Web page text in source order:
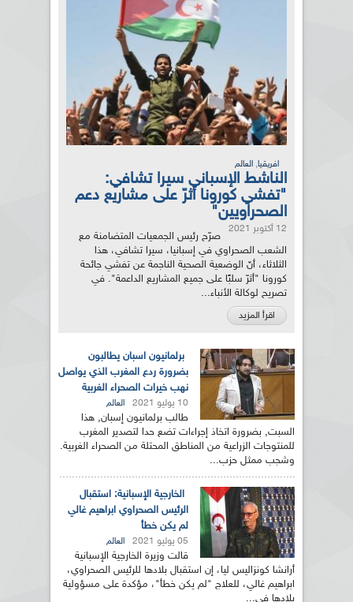
افريقيا, العالم
الناشط الإسباني سيرا تشافي:
"تفشي كورونا أثرّ على مشاريع دعم
الصحراويين"
12 أكتوبر 2021
صرّح رئيس الجمعيات المتضامنة مع
الشعب الصحراوي في إسبانيا، سيرا تشافي، هذا
الثلاثاء، أنّ الوضعية الصحية الناجمة عن تفشي جائحة
كورونا "أثرّ سلبًا على جميع المشاريع الداعمة". في
تصريح لوكالة الأنباء...
اقرأ المزيد
برلمانيون اسبان يطالبون
بضرورة ردع المغرب الذي يواصل
نهب خيرات الصحراء الغربية
10 يوليو 2021 العالم
طالب برلمانيون إسبان, هذا
السبت, بضرورة اتخاذ إجراءات تضع حدا لتصدير المغرب
للمنتوجات الزراعية من المناطق المحتلة من الصحراء الغربية.
وشجب ممثل حزب...
الخارجية الإسبانية: استقبال
الرئيس الصحراوي ابراهيم غالي
لم يكن خطأ
05 يوليو 2021 العالم
قالت وزيرة الخارجية الإسبانية
أرانشا كونزاليس ليا، إن استقبال بلادها للرئيس الصحراوي،
ابراهيم غالي، للعلاج "لم يكن خطأ"، مؤكدة على مسؤولية
بلادها في...